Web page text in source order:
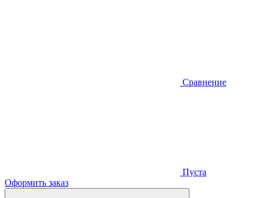
Сравнение
Пуста
Оформить заказ